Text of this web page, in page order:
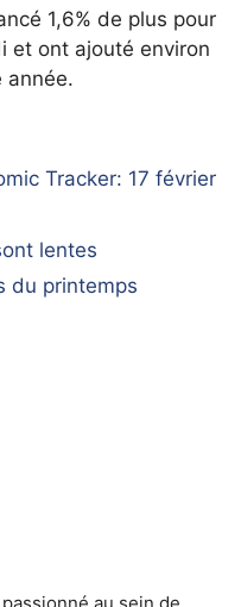
1,6% de plus pour
et ont ajouté environ
année.
Tracker: 17 février
lentes
du printemps